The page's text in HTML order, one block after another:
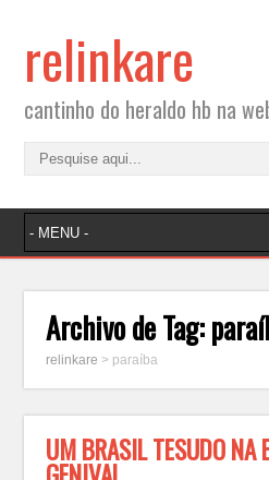
relinkare
cantinho do heraldo hb na
Archivo de Tag:
relinkare > paraíba
UM BRASIL TESUDO NA